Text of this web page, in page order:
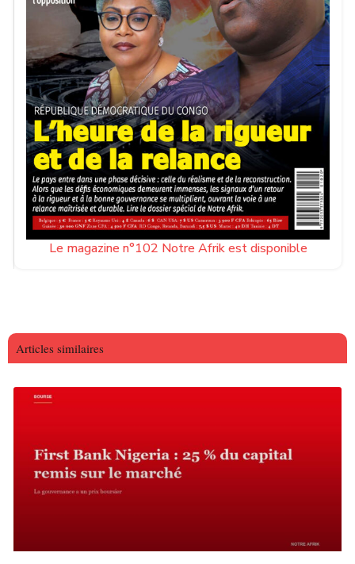
Le magazine n°102 Notre Afrik est disponible
Articles similaires